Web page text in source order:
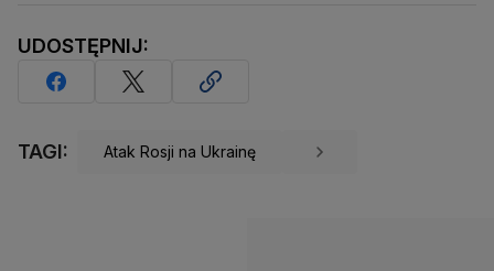
UDOSTĘPNIJ:
TAGI: Atak Rosji na Ukrainę